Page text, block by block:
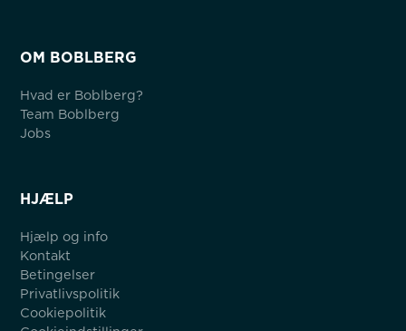
OM BOBLBERG
Hvad er Boblberg?
Team Boblberg
Jobs
HJÆLP
Hjælp og info
Kontakt
Betingelser
Privatlivspolitik
Cookiepolitik